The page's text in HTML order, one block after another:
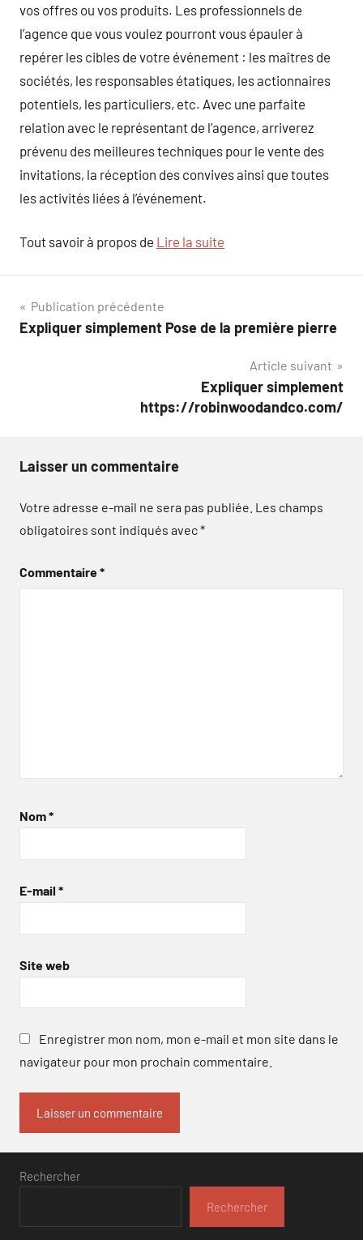
vos offres ou vos produits. Les professionnels de
l’agence que vous voulez pourront vous épauler à
repérer les cibles de votre événement : les maîtres de
sociétés, les responsables étatiques, les actionnaires
potentiels, les particuliers, etc. Avec une parfaite
relation avec le représentant de l’agence, arriverez
prévenu des meilleures techniques pour le vente des
invitations, la réception des convives ainsi que toutes
les activités liées à l’événement.
Tout savoir à propos de Lire la suite
Navigation
de
Publication précédente
Expliquer simplement Pose de la première pierre
Article suivant
Expliquer simplement
https://robinwoodandco.com/
Laisser un commentaire
Votre adresse e-mail ne sera pas publiée. Les champs
obligatoires sont indiqués avec*
Commentaire*
Nom*
E-mail *
Site web
Enregistrer mon nom, mon e-mail et mon site dans le
navigateur pour mon prochain commentaire.
Rechercher
Rechercher